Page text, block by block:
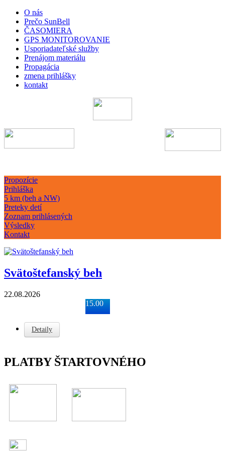
O nás
Prečo SunBell
ČASOMIERA
GPS MONITOROVANIE
Usporiadateľské služby
Prenájom materiálu
Propagácia
zmena prihlášky
kontakt
Propozície
Prihláška
5 km (beh a NW)
Preteky detí
Zoznam prihlásených
Výsledky
Kontakt
Svätoštefanský beh
22.08.2026
15.00
Detaily
PLATBY ŠTARTOVNÉHO